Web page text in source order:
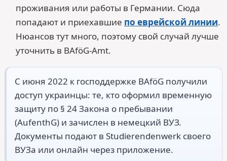
проживания или работы в Германии. Сюда
попадают и приехавшие по еврейской линии.
Нюансов тут много, поэтому свой случай лучше
уточнить в BAföG-Amt.
С июня 2022 к господдержке BAföG получили
доступ украинцы: те, кто оформил временную
защиту по § 24 Закона о пребывании
(AufenthG) и зачислен в немецкий ВУЗ.
Документы подают в Studierendenwerk своего
ВУЗа или онлайн через приложение.